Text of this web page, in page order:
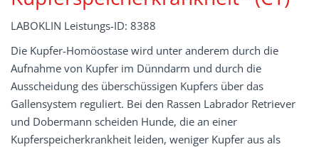
LABOKLIN Leistungs-ID: 8388
Die Kupfer-Homöostase wird unter anderem durch die
Aufnahme von Kupfer im Dünndarm und durch die
Ausscheidung des überschüssigen Kupfers über das
Gallensystem reguliert. Bei den Rassen Labrador Retriever
und Dobermann scheiden Hunde, die an einer
Kupferspeicherkrankheit leiden, weniger Kupfer aus als